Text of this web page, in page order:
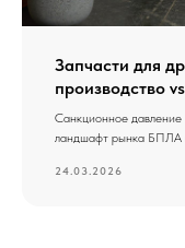
Запчасти для
производство
Санкционное
ландшафт рынка БПЛА
24.03.2026